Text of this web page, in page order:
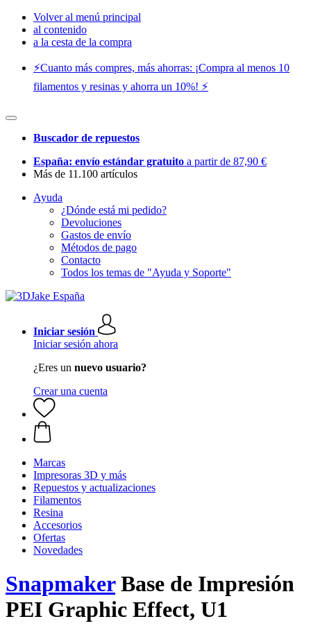
Volver al menú principal
al contenido
a la cesta de la compra
⚡️Cuanto más compres, más ahorras: ¡Compra al menos 10
filamentos y resinas y ahorra un 10%! ⚡️
Buscador de repuestos
España: envío estándar gratuito a partir de 87,90 €
Más de 11.100 artículos
Ayuda
¿Dónde está mi pedido?
Devoluciones
Gastos de envío
Métodos de pago
Contacto
Todos los temas de "Ayuda y Soporte"
Iniciar sesión
Iniciar sesión ahora
¿Eres un nuevo usuario?
Crear una cuenta
Marcas
Impresoras 3D y más
Repuestos y actualizaciones
Filamentos
Resina
Accesorios
Ofertas
Novedades
SnapmakerBase de Impresión
PEI Graphic Effect, U1